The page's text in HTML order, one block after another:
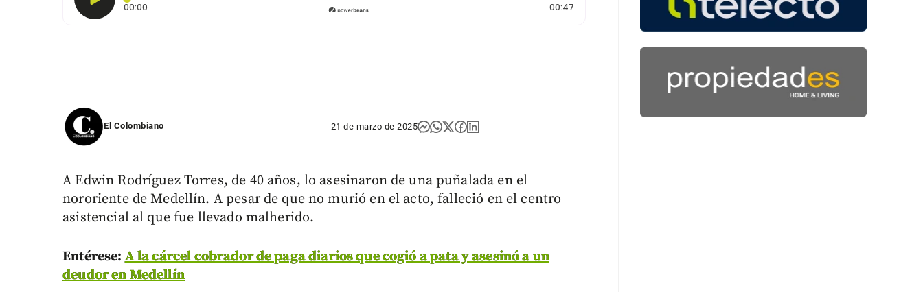
00:00
00:47Duración: 47 segundos
El Colombiano 21 de marzo de 2025
A Edwin Rodríguez Torres, de 40 años, lo asesinaron de una puñalada en el
nororiente de Medellín. A pesar de que no murió en el acto, falleció en el centro
asistencial al que fue llevado malherido.
Entérese:A la cárcel cobrador de paga diarios que cogió a pata y asesinó a un
deudor en Medellín